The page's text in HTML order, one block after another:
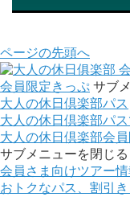
ページの先頭へ
会員限定きっぷ サブ
大人の休日倶楽部パス
大人の休日倶楽部パ
大人の休日倶楽部会
サブメニューを閉じる
会員さま向けツアー情
おトクなパス、割引